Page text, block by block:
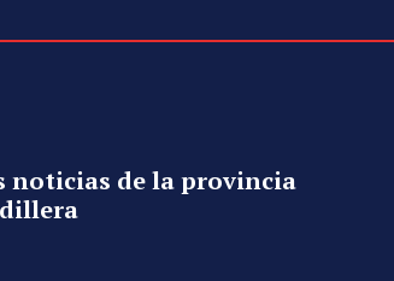
noticias de la provincia